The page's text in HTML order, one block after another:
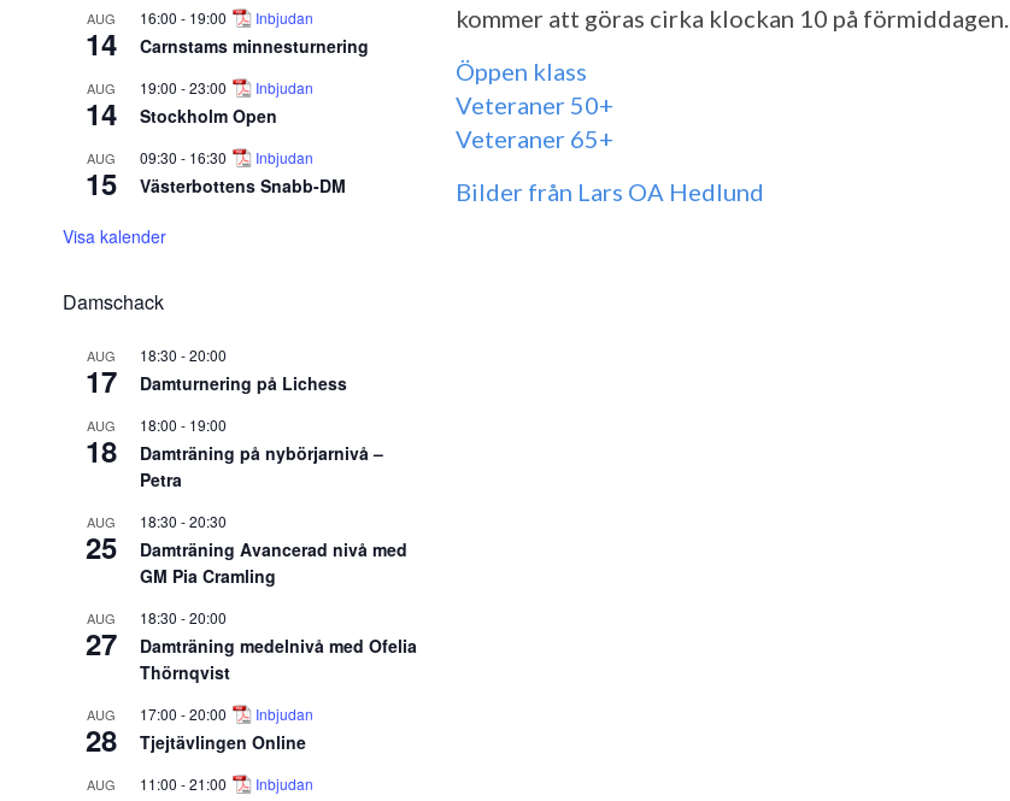
AUG
14
16:00 - 19:00 Inbjudan
Carnstams minnesturnering
AUG
14
19:00 -23:00 Inbjudan
Stockholm Open
AUG
15
09:30 - 16:30 Inbjudan
Västerbottens Snabb-DM
Visa kalender
Damschack
AUG
17
18:30 -20:00
Damturnering på Lichess
AUG
18
18:00 - 19:00
Damträning på nybörjarnivå –
Petra
AUG
25
18:30 -20:30
Damträning Avancerad nivå med
GM Pia Cramling
AUG
27
18:30 -20:00
Damträning medelnivå med Ofelia
Thörnqvist
AUG
28
17:00 -20:00 Inbjudan
Tjejtävlingen Online
AUG 11:00 -21:00 Inbjudan
kommer att göras cirka klockan 10 på förmiddagen.
Öppen klass
Veteraner 50+
Veteraner 65+
Bilder från Lars OA Hedlund